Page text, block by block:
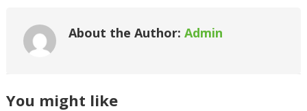
About the Author: Admin
You might like